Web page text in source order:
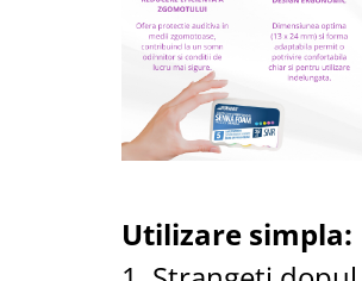
Utilizare simpla: